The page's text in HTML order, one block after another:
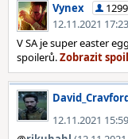
Vynex
1299
12.11.2021 17:23
V SA je super easter
spoilerů.
12.11.2021 15:59